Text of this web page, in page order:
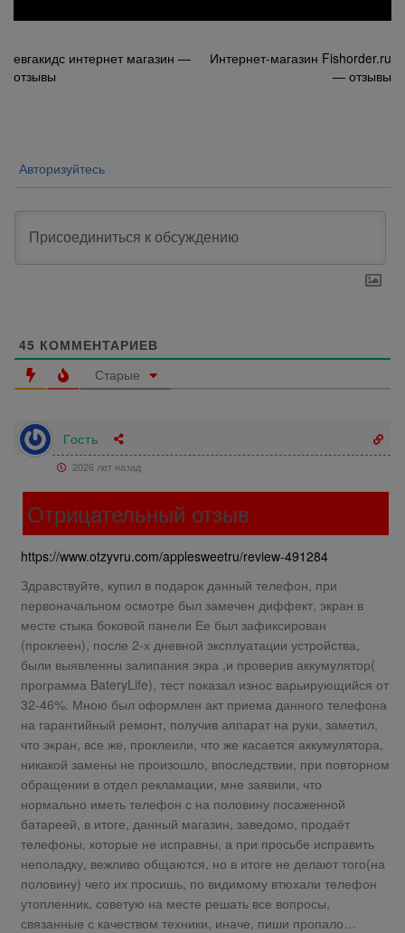
Навигация
по
евгакидс интернет магазин —
отзывы
Интернет-магазин Fishorder.ru
— отзывы
Авторизуйтесь
45 КОММЕНТАРИЕВ
Старые
Гость
2026 лет назад
Отрицательный отзыв
https://www.otzyvru.com/applesweetru/review-491284
Здравствуйте, купил в подарок данный телефон, при
первоначальном осмотре был замечен диффект, экран в
месте стыка боковой панели Ее был зафиксирован
(проклеен), после 2-х дневной эксплуатации устройства,
были выявленны залипания экра ,и проверив аккумулятор(
программа BateryLife), тест показал износ варьирующийся от
32-46%. Мною был оформлен акт приема данного телефона
на гарантийный ремонт, получив аппарат на руки, заметил,
что экран, все же, проклеили, что же касается аккумулятора,
никакой замены не произошло, впоследствии, при повторном
обращении в отдел рекламации, мне заявили, что
нормально иметь телефон с на половину посаженной
батареей, в итоге, данный магазин, заведомо, продаёт
телефоны, которые не исправны, а при просьбе исправить
неполадку, вежливо общаются, но в итоге не делают того(на
половину) чего их просишь, по видимому втюхали телефон
утопленник, советую на месте решать все вопросы,
связанные с качеством техники, иначе, пиши пропало…